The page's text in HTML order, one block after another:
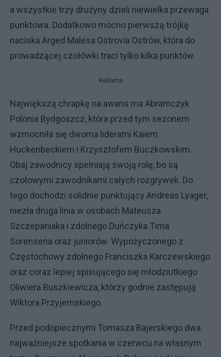
a wszystkie trzy drużyny dzieli niewielka przewaga
punktowa. Dodatkowo mocno pierwszą trójkę
naciska Arged Malesa Ostrovia Ostrów, która do
prowadzącej czołówki traci tylko kilka punktów.
Reklama
Największą chrapkę na awans ma Abramczyk
Polonia Bydgoszcz, która przed tym sezonem
wzmocniła się dwoma liderami Kaiem
Huckenbeckiem i Krzysztofem Buczkowskim.
Obaj zawodnicy spełniają swoją rolę, bo są
czołowymi zawodnikami całych rozgrywek. Do
tego dochodzi solidnie punktujący Andreas Lyager,
niezła druga linia w osobach Mateusza
Szczepaniaka i zdolnego Duńczyka Tima
Sorensena oraz juniorów. Wypożyczonego z
Częstochowy zdolnego Franciszka Karczewskiego
oraz coraz lepiej spisującego się młodziutkiego
Oliwiera Buszkiewicza, którzy godnie zastępują
Wiktora Przyjemskiego.
Przed podopiecznymi Tomasza Bajerskiego dwa
najważniejsze spotkania w czerwcu na własnym